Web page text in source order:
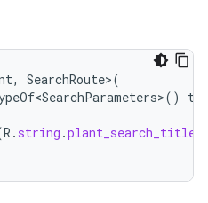
, SearchRoute>(
()
to
R . string .plant_search_title